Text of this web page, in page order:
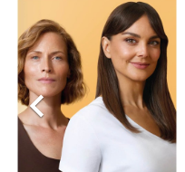
